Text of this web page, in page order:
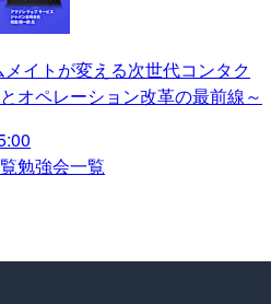
メイトが変える次世代コンタク
オペレーション改革の最前線～
勉強会一覧